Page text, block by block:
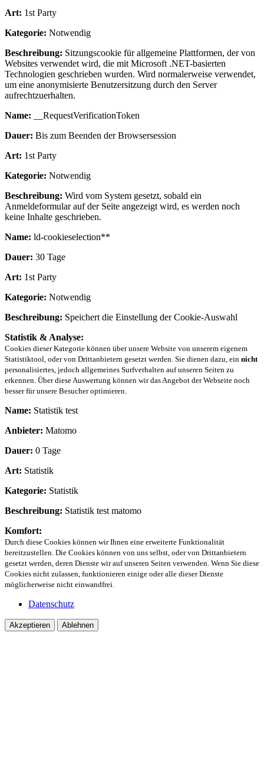
Art: 1st Party
Kategorie: Notwendig
Beschreibung: Sitzungscookie für allgemeine Plattformen, der von
Websites verwendet wird, die mit Microsoft .NET-basierten
Technologien geschrieben wurden. Wird normalerweise verwendet,
um eine anonymisierte Benutzersitzung durch den Server
aufrechtzuerhalten.
Name: __RequestVerificationToken
Dauer: Bis zum Beenden der Browsersession
Art: 1st Party
Kategorie: Notwendig
Beschreibung: Wird vom System gesetzt, sobald ein
Anmeldeformular auf der Seite angezeigt wird, es werden noch
keine Inhalte geschrieben.
Name: ld-cookieselection**
Dauer: 30 Tage
Art: 1st Party
Kategorie: Notwendig
Beschreibung: Speichert die Einstellung der Cookie-Auswahl
Statistik & Analyse:
Cookies dieser Kategorie können über unsere Website von unserem eigenem
Statistiktool, oder von Drittanbietern gesetzt werden. Sie dienen dazu, ein nicht
personalisiertes, jedoch allgemeines Surfverhalten auf unseren Seiten zu
erkennen. Über diese Auswertung können wir das Angebot der Webseite noch
besser für unsere Besucher optimieren.
Name: Statistik test
Anbieter: Matomo
Dauer: 0 Tage
Art: Statistik
Kategorie: Statistik
Beschreibung: Statistik test matomo
Komfort:
Durch diese Cookies können wir Ihnen eine erweiterte Funktionalität
bereitzustellen. Die Cookies können von uns selbst, oder von Drittanbietern
gesetzt werden, deren Dienste wir auf unseren Seiten verwenden. Wenn Sie diese
Cookies nicht zulassen, funktionieren einige oder alle dieser Dienste
möglicherweise nicht einwandfrei.
Datenschutz
Akzeptieren Ablehnen